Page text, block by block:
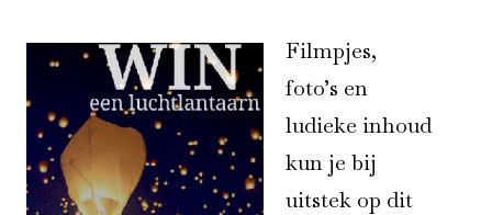
Filmpjes,
foto’s en
ludieke inhoud
kun je bij
uitstek op dit